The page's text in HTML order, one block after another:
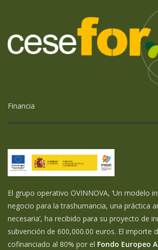
Financia
El grupo operativo OVINNOVA, ‘Un modelo
negocio para la trashumancia, una práctica
necesaria’, ha recibido para su proyecto de
subvención de 600,000.00 euros. El importe
cofinanciado al 80% por el Fondo Europeo